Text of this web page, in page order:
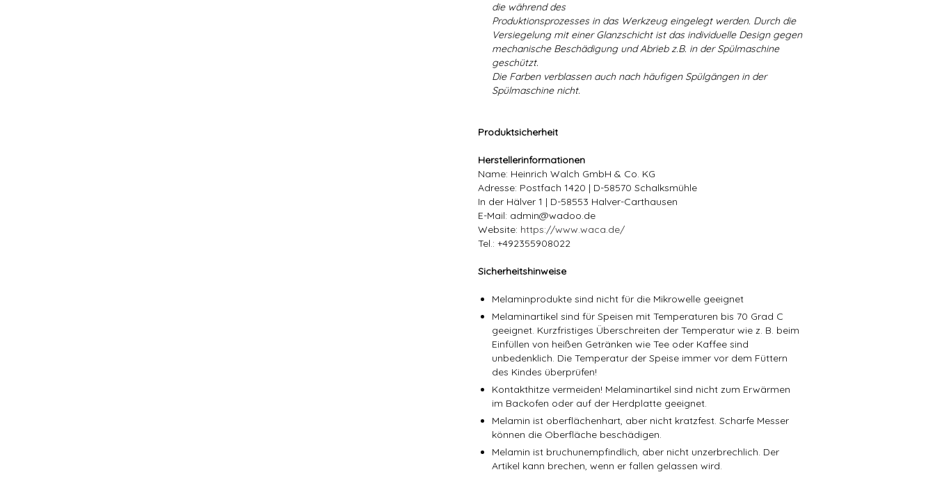
die während des
Produktionsprozesses in das Werkzeug eingelegt werden. Durch die
Versiegelung mit einer Glanzschicht ist das individuelle Design gegen
mechanische Beschädigung und Abrieb z.B. in der Spülmaschine
geschützt.
Die Farben verblassen auch nach häufigen Spülgängen in der
Spülmaschine nicht.
Produktsicherheit
Herstellerinformationen
Name: Heinrich Walch GmbH & Co. KG
Adresse: Postfach 1420 | D-58570 Schalksmühle
In der Hälver 1 | D-58553 Halver-Carthausen
E-Mail: admin@wadoo.de
Website: https://www.waca.de/
Tel.: +492355908022
Sicherheitshinweise
Melaminprodukte sind nicht für die Mikrowelle geeignet
Melaminartikel sind für Speisen mit Temperaturen bis 70 Grad C
geeignet. Kurzfristiges Überschreiten der Temperatur wie z. B. beim
Einfüllen von heißen Getränken wie Tee oder Kaffee sind
unbedenklich. Die Temperatur der Speise immer vor dem Füttern
des Kindes überprüfen!
Kontakthitze vermeiden! Melaminartikel sind nicht zum Erwärmen
im Backofen oder auf der Herdplatte geeignet.
Melamin ist oberflächenhart, aber nicht kratzfest. Scharfe Messer
können die Oberfläche beschädigen.
Melamin ist bruchunempfindlich, aber nicht unzerbrechlich. Der
Artikel kann brechen, wenn er fallen gelassen wird.